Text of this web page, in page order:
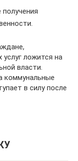
ложится на
власти.
коммунальные
в силу после